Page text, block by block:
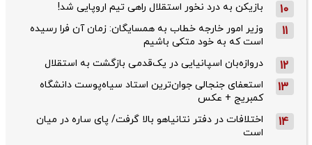
10 بازیکن به درد نخور استقلال راهی تیم اروپایی شد!
11
وزیر امور خارجه خطاب به همسایگان: زمان آن فرا رسیده
است که به خود متکی باشیم
12 دروازه‌بان اسپانیایی در یک‌قدمی بازگشت به استقلال
13
استعفای جنجالی جوان‌ترین استاد سیاه‌پوست دانشگاه
کمبریج + عکس
14
اختلافات در دفتر نتانیاهو بالا گرفت/ پای ساره در میان
است